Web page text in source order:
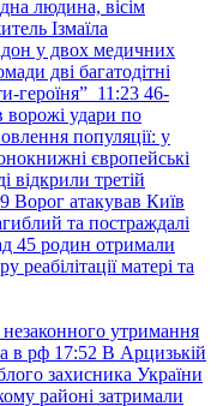
людина, вісім
Ізмаїла
у двох медичних
дві багатодітні
героїня” 11:23 46-
ворожі удари по
популяції: у
європейські
відкрили третій
Ворог атакував Київ
та постраждалі
45 родин отримали
реабілітації матері та
утримання
в рф 17:52 В Арцизькій
захисника України
районі затримали